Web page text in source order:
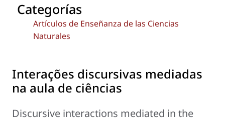
Categorías
Artículos de Enseñanza de las Ciencias
Naturales
Interações discursivas mediadas
na aula de ciências
Discursive interactions mediated in the